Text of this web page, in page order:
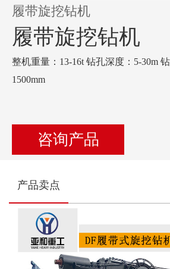
履带旋挖钻机
履带旋挖钻机
整机重量：13-16t 钻孔深度：5-30m
1500mm
咨询产品
产品卖点